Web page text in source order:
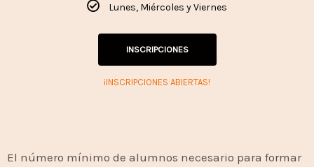
Lunes, Miércoles y Viernes
INSCRIPCIONES
¡INSCRIPCIONES ABIERTAS!
El número mínimo de alumnos necesario para formar